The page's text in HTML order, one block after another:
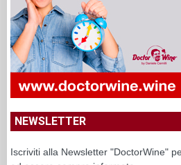
NEWSLETTER
Iscriviti alla Newsletter "DoctorWine"